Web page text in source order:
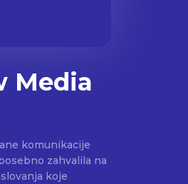
Media
komunikacije
zahvalila na
koje